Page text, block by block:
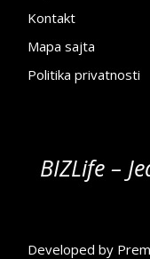
Kontakt
Mapa sajta
Politika privatnosti
BIZLife –
Developed by